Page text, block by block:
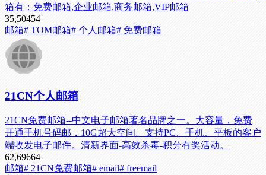
箱有：免费邮箱,企业邮箱,商务邮箱,VIP邮箱
35,50454
邮箱# TOM邮箱# 个人邮箱# 免费邮箱
21CN个人邮箱
21CN免费邮箱--中文电子邮箱著名品牌之一。大容量，免费
开通手机号码邮，10G超大空间。支持PC、手机、平板的客户
端收发电子邮件。清新界面-高效杀毒-积分有奖活动。
62,69664
邮箱# 21CN免费邮箱# email# freemail